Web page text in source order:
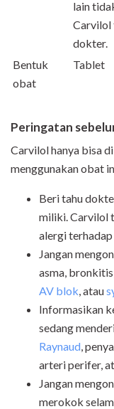
lain
Carvilol
dokter.
Bentuk
obat
Tablet
Peringatan
Carvilol hanya bisa
menggunakan obat
Beri tahu
miliki. Carvilol
alergi
Jangan
asma,
AV blok, atau
Informasikan
sedang
Raynaud,
arteri perifer,
Jangan
merokok